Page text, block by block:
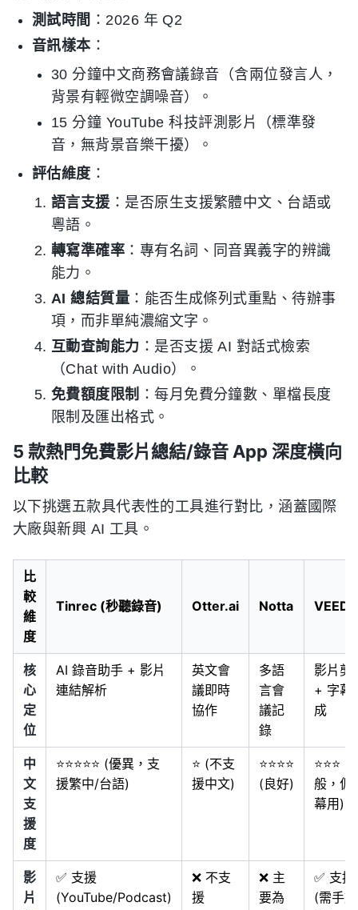
測試時間 ：2026 年 Q2
音訊樣本 ：
30 分鐘中文商務會議錄音（含兩位發言人，
背景有輕微空調噪音）。
15 分鐘 YouTube 科技評測影片（標準發
音，無背景音樂干擾）。
評估維度 ：
語言支援 ：是否原生支援繁體中文、台語或
粵語。
轉寫準確率 ：專有名詞、同音異義字的辨識
能力。
AI 總結質量 ：能否生成條列式重點、待辦事
項，而非單純濃縮文字。
互動查詢能力 ：是否支援 AI 對話式檢索
（Chat with Audio）。
免費額度限制 ：每月免費分鐘數、單檔長度
限制及匯出格式。
5 款熱門免費影片總結/錄音 App 深度橫向
比較
以下挑選五款具代表性的工具進行對比，涵蓋國際
大廠與新興 AI 工具。
比
較
維
度
Tinrec (秒聽錄音) Otter.ai Notta
核
心
定
位
AI 錄音助手 + 影片
連結解析
英文會
議即時
協作
多語
言會
議記
錄
影片剪
+ 字幕
成
中
文
支
援
度
⭐⭐⭐⭐⭐ (優異，支
援繁中/台語)
⭐ (不支
援中文)
⭐⭐⭐⭐
(良好)
⭐⭐⭐ (
般，偏
幕用)
影
片
✅ 支援
(YouTube/Podcast)
❌ 不支
援
❌ 主
要為
✅ 支援
(需手